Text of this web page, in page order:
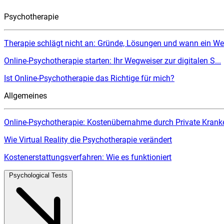
Psychotherapie
Therapie schlägt nicht an: Gründe, Lösungen und wann ein
Online-Psychotherapie starten: Ihr Wegweiser zur digitalen S...
Ist Online-Psychotherapie das Richtige für mich?
Allgemeines
Online-Psychotherapie: Kostenübernahme durch Private
Wie Virtual Reality die Psychotherapie verändert
Kostenerstattungsverfahren: Wie es funktioniert